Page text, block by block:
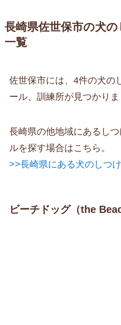
長崎県佐世保市の犬
一覧
佐世保市には、4件の犬の
ール、訓練所が見つかりま
長崎県の他地域にあるし
ルを探す場合はこちら。
>>長崎県にある犬のしつ
ビーチドッグ（the